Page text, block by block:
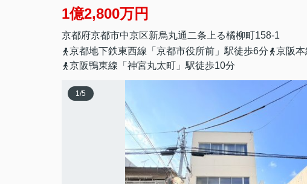
1億2,800万円
京都府京都市中京区新烏丸通二条上る橘柳町158-1
京都地下鉄東西線「京都市役所前」駅徒歩6分
京阪
京阪鴨東線「神宮丸太町」駅徒歩10分
1/5